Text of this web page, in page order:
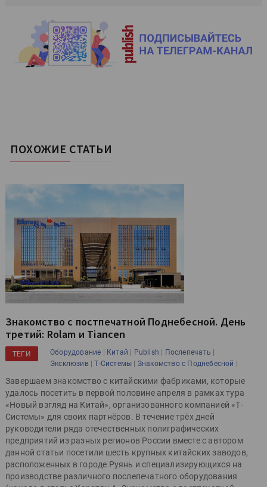
ПОХОЖИЕ СТАТЬИ
Знакомство с постпечатной Поднебесной. День
третий: Rolam и Tiancen
ТЕГИ Оборудование | Китай | Publish | Послепечать |
Эксклюзив |Т-Системы | Знакомство с Поднебесной |
Завершаем знакомство с китайскими фабриками, которые
удалось посетить в первой половине апреля в рамках тура
«Новый взгляд на Китай», организованного компанией «Т-
Системы» для своих партнёров. В течение трёх дней
руководители ряда отечественных полиграфических
предприятий из разных регионов России вместе с автором
данной статьи посетили шесть крупных китайских заводов,
расположенных в городе Руянь и специализирующихся на
производстве различного послепечатного оборудования